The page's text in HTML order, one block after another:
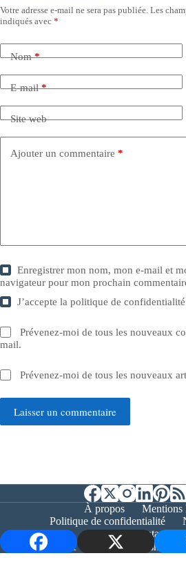
Votre adresse e-mail ne sera pas publiée. Les
indiqués avec *
Nom*
E-mail*
Site web
Ajouter un commentaire *
Enregistrer mon nom, mon e-mail et
navigateur pour mon prochain
J’accepte lapolitique de confidentialité
Prévenez-moi de tous les nouveaux
mail.
Prévenez-moi de tous les nouveaux
Laisser un commentaire
À propos
Mentions
Politique de confidentialité
Contact
Copyright © 2026 - Bernieshoot.fr